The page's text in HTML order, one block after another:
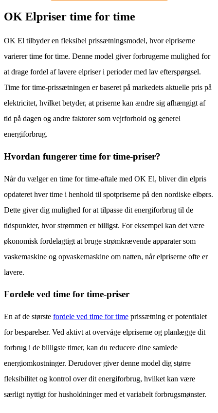
OK Elpriser time for time
OK El tilbyder en fleksibel prissætningsmodel, hvor elpriserne
varierer time for time. Denne model giver forbrugerne mulighed for
at drage fordel af lavere elpriser i perioder med lav efterspørgsel.
Time for time-prissætningen er baseret på markedets aktuelle pris på
elektricitet, hvilket betyder, at priserne kan ændre sig afhængigt af
tid på dagen og andre faktorer som vejrforhold og generel
energiforbrug.
Hvordan fungerer time for time-priser?
Når du vælger en time for time-aftale med OK El, bliver din elpris
opdateret hver time i henhold til spotpriserne på den nordiske elbørs.
Dette giver dig mulighed for at tilpasse dit energiforbrug til de
tidspunkter, hvor strømmen er billigst. For eksempel kan det være
økonomisk fordelagtigt at bruge strømkrævende apparater som
vaskemaskine og opvaskemaskine om natten, når elpriserne ofte er
lavere.
Fordele ved time for time-priser
En af de største fordele ved time for time prissætning er potentialet
for besparelser. Ved aktivt at overvåge elpriserne og planlægge dit
forbrug i de billigste timer, kan du reducere dine samlede
energiomkostninger. Derudover giver denne model dig større
fleksibilitet og kontrol over dit energiforbrug, hvilket kan være
særligt nyttigt for husholdninger med et variabelt forbrugsmønster.